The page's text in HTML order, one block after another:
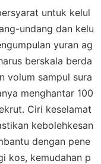
untuk kelul
undang dan kelu
yuran ag
berskala berda
volum sampul sura
menghantar 100
Ciri keselamat
kebolehkesan
dengan pene
kos, kemudahan p